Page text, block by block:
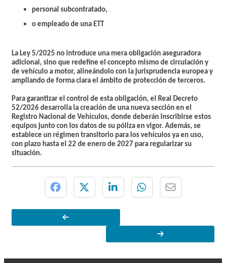
personal subcontratado,
o empleado de una ETT
La Ley 5/2025 no introduce una mera obligación aseguradora
adicional, sino que redefine el concepto mismo de circulación y
de vehículo a motor, alineándolo con la jurisprudencia europea y
ampliando de forma clara el ámbito de protección de terceros.
Para garantizar el control de esta obligación, el Real Decreto
52/2026 desarrolla la creación de una nueva sección en el
Registro Nacional de Vehículos, donde deberán inscribirse estos
equipos junto con los datos de su póliza en vigor. Además, se
establece un régimen transitorio para los vehículos ya en uso,
con plazo hasta el 22 de enero de 2027 para regularizar su
situación.